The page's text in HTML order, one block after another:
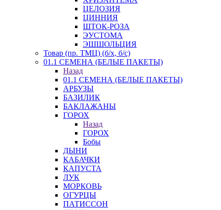
ЦЕЛОЗИЯ
ЦИННИЯ
ШТОК-РОЗА
ЭУСТОМА
ЭШШОЛЬЦИЯ
Товар (пр. ТМЦ) (б/х, б/с)
01.1 СЕМЕНА (БЕЛЫЕ ПАКЕТЫ)
Назад
01.1 СЕМЕНА (БЕЛЫЕ ПАКЕТЫ)
АРБУЗЫ
БАЗИЛИК
БАКЛАЖАНЫ
ГОРОХ
Назад
ГОРОХ
Бобы
ДЫНИ
КАБАЧКИ
КАПУСТА
ЛУК
МОРКОВЬ
ОГУРЦЫ
ПАТИССОН